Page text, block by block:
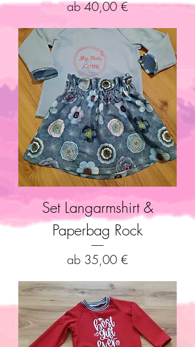
ab40,00 €
Sale-Preis
Set Langarmshirt &
Paperbag Rock
ab 35,00 €
Sale-Preis